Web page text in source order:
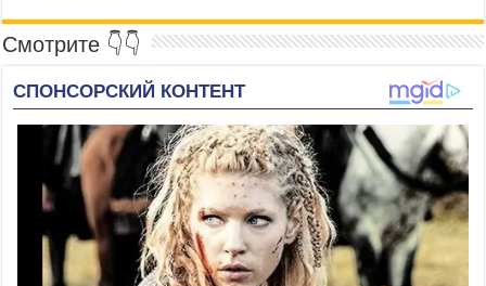
Смотрите 👇👇